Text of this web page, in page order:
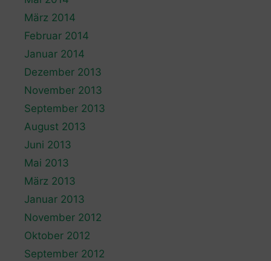
März 2014
Februar 2014
Januar 2014
Dezember 2013
November 2013
September 2013
August 2013
Juni 2013
Mai 2013
März 2013
Januar 2013
November 2012
Oktober 2012
September 2012